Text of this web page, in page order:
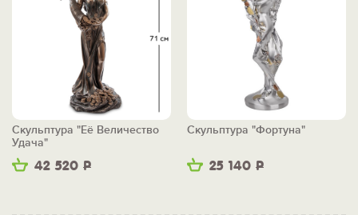
42 520 Р
Скульптура "Её Величество
Удача"
25 140 Р
Скульптура "Фортуна"